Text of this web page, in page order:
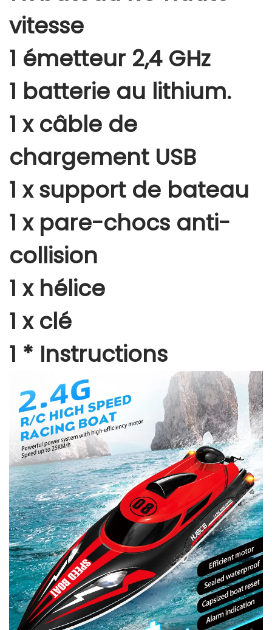
vitesse
1 émetteur 2,4 GHz
1 batterie au lithium.
1 x câble de
chargement USB
1 x support de bateau
1 x pare-chocs anti-
collision
1 x hélice
1 x clé
1 * Instructions